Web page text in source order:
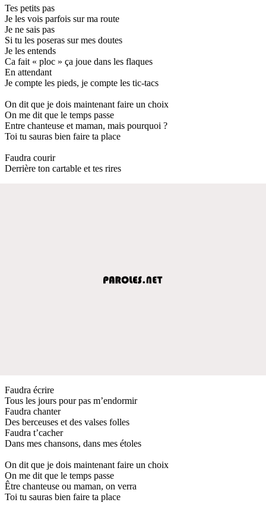
Tes petits pas
Je les vois parfois sur ma route
Je ne sais pas
Si tu les poseras sur mes doutes
Je les entends
Ca fait « ploc » ça joue dans les flaques
En attendant
Je compte les pieds, je compte les tic-tacs
On dit que je dois maintenant faire un choix
On me dit que le temps passe
Entre chanteuse et maman, mais pourquoi ?
Toi tu sauras bien faire ta place
Faudra courir
Derrière ton cartable et tes rires
Faudra écrire
Tous les jours pour pas m’endormir
Faudra chanter
Des berceuses et des valses folles
Faudra t’cacher
Dans mes chansons, dans mes étoles
On dit que je dois maintenant faire un choix
On me dit que le temps passe
Être chanteuse ou maman, on verra
Toi tu sauras bien faire ta place